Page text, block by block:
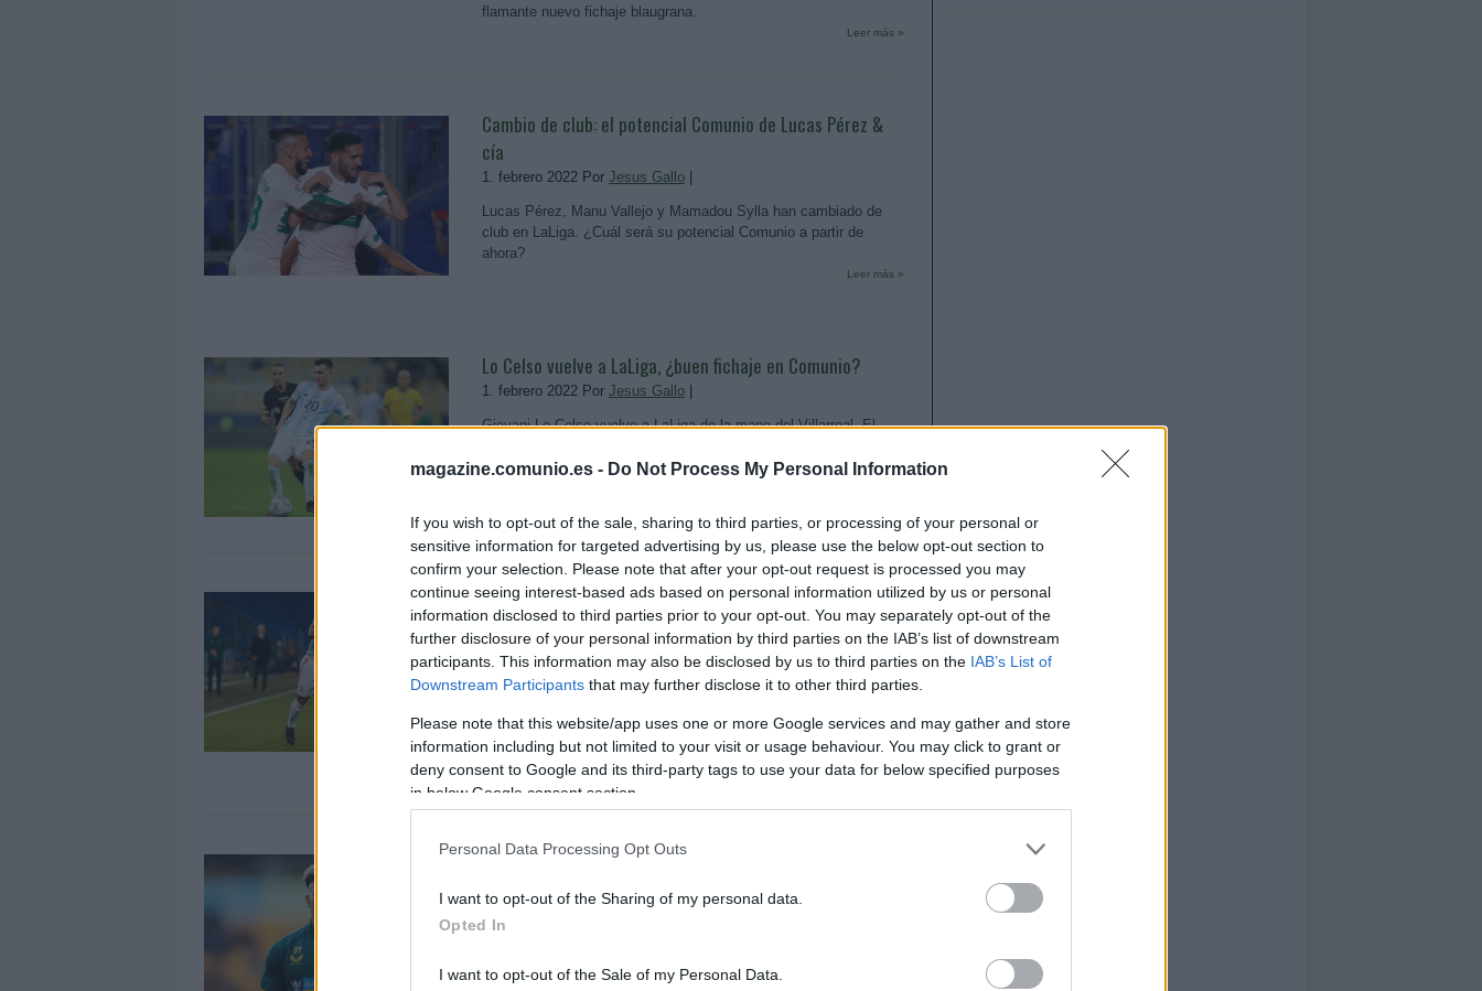
magazine.comunio.es - Do Not Process My Personal Information
If you wish to opt-out of the sale, sharing to third parties, or processing of your personal or
sensitive information for targeted advertising by us, please use the below opt-out section to
confirm your selection. Please note that after your opt-out request is processed you may
continue seeing interest-based ads based on personal information utilized by us or personal
information disclosed to third parties prior to your opt-out. You may separately opt-out of the
further disclosure of your personal information by third parties on the IAB’s list of downstream
participants. This information may also be disclosed by us to third parties on the IAB’s List of
Downstream Participants that may further disclose it to other third parties.
Please note that this website/app uses one or more Google services and may gather and store
information including but not limited to your visit or usage behaviour. You may click to grant or
deny consent to Google and its third-party tags to use your data for below specified purposes
in below Google consent section.
Personal Data Processing Opt Outs
I want to opt-out of the Sharing of my personal data.
Opted In
I want to opt-out of the Sale of my Personal Data.
flamante nuevo fichaje blaugrana.
Leer más »
Cambio de club: el potencial Comunio de Lucas Pérez &
cía
1. febrero 2022 Por Jesus Gallo
Lucas Pérez, Manu Vallejo y Mamadou Sylla han cambiado de
club en LaLiga. ¿Cuál será su potencial Comunio a partir de
ahora?
Leer más »
Lo Celso vuelve a LaLiga, ¿buen fichaje en Comunio?
1. febrero 2022 Por Jesus Gallo
Giovani Lo Celso vuelve a LaLiga de la mano del Villarreal. El
por el Tottenham. ¿Cómo encajará en el esquema de Emery?
Análisis Comunio: Adama Traoré, fuerza y regate para el
Barça
29. enero 2022 Por Jesus Gallo |
El Barcelona ha hecho oficial la contratación de Adama Traoré
Wolverhampton. Analizamos su trayectoria, estadísticas en otras
temporadas y potencial en Comunio.
Leer más »
Fábrica de rumores Comunio: Adama Traoré, a un paso del
Barça
27. enero 2022 Por
rumores no cesan. Adama Traoré podría volver a vestir la